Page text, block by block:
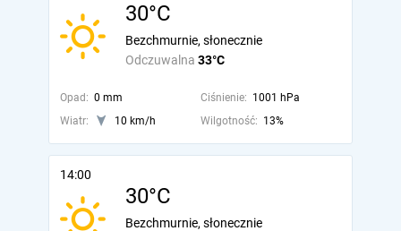
30°C
Odczuwalna 33°C
Bezchmurnie, słonecznie
Opad: 0 mm Ciśnienie: 1001 hPa
Wiatr:
10 km/h Wilgotność: 13%
14:00
30°C
Bezchmurnie, słonecznie